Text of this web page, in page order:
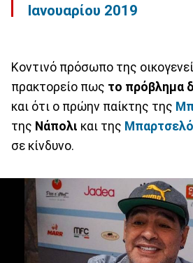
Ιανουαρίου 2019
Κοντινό πρόσωπο της
πρακτορείο πως το πρόβλημα
και ότι ο πρώην παίκτης της
της Νάπολι και της
σε κίνδυνο.